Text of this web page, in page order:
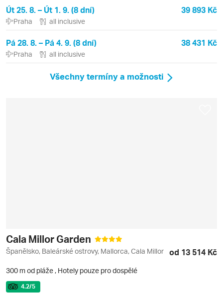
Út 25. 8. – Út 1. 9. (8 dní) 39 893 Kč
Praha all inclusive
Pá 28. 8. – Pá 4. 9. (8 dní) 38 431 Kč
Praha all inclusive
Všechny termíny a možnosti
Cala Millor Garden
Španělsko, Baleárské ostrovy, Mallorca, Cala Millor od 13 514 Kč
300 m od pláže , Hotely pouze pro dospělé
4.2/5